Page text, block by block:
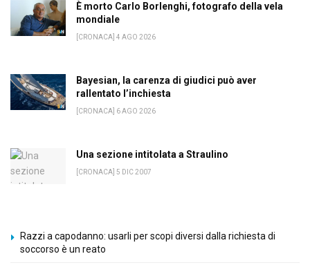
È morto Carlo Borlenghi, fotografo della vela
mondiale
[CRONACA] 4 AGO 2026
Bayesian, la carenza di giudici può aver
rallentato l’inchiesta
[CRONACA] 6 AGO 2026
Una sezione intitolata a Straulino
[CRONACA] 5 DIC 2007
Razzi a capodanno: usarli per scopi diversi dalla richiesta di
soccorso è un reato